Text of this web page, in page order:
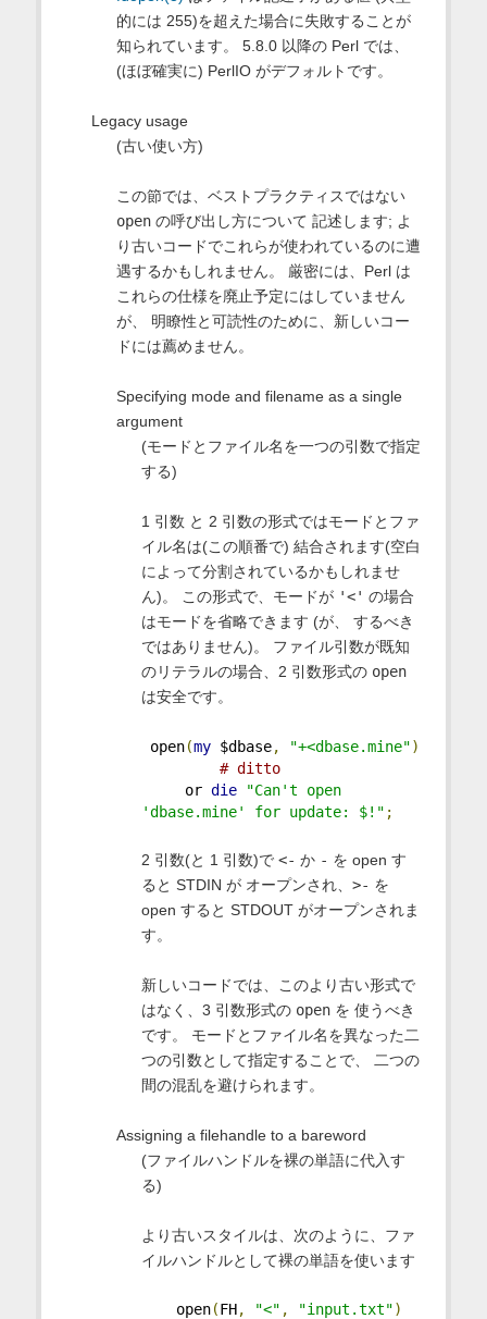
的には 255)を超えた場合に失敗することが
知られています。 5.8.0 以降の Perl では、
(ほぼ確実に) PerlIO がデフォルトです。
Legacy usage
(古い使い方)
この節では、ベストプラクティスではない
openの呼び出し方について 記述します; よ
り古いコードでこれらが使われているのに遭
遇するかもしれません。 厳密には、Perl は
これらの仕様を廃止予定にはしていません
が、 明瞭性と可読性のために、新しいコー
ドには薦めません。
Specifying mode and filename as a single
argument
(モードとファイル名を一つの引数で指定
する)
1 引数 と 2 引数の形式ではモードとファ
イル名は(この順番で) 結合されます(空白
によって分割されているかもしれませ
ん)。 この形式で、モードが '<' の場合
はモードを省略できます (が、 するべき
ではありません)。 ファイル引数が既知
のリテラルの場合、2 引数形式の open
は安全です。
open(my $dbase, "+<dbase.mine")
# ditto
or die
"Can't open
'dbase.mine' for update: $!" ;
2 引数(と 1 引数)で <- か - を open す
ると STDIN が オープンされ、 >- を
open すると STDOUT がオープンされま
す。
新しいコードでは、このより古い形式で
はなく、3 引数形式の openを 使うべき
です。 モードとファイル名を異なった二
つの引数として指定することで、 二つの
間の混乱を避けられます。
Assigning a filehandle to a bareword
(ファイルハンドルを裸の単語に代入す
る)
より古いスタイルは、次のように、ファ
イルハンドルとして裸の単語を使います
open(FH, "<" , "input.txt")